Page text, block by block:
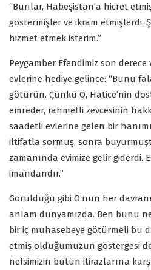
“Bunlar, Habeşistan’a hicret
göstermişler ve ikram etmişlerdi.
hizmet etmek isterim.”
Peygamber Efendimiz son
evlerine hediye gelince: “Bunu
götürün. Çünkü O, Hatice’nin
emreder, rahmetli zevcesinin
saadetli evlerine gelen bir
iltifatla sormuş, sonra
zamanında evimize gelir giderdi.
imandandır.”
Görüldüğü gibi O’nun her
anlam dünyamızda. Ben bunu
bir iç muhasebeye götürmeli bu
etmiş olduğumuzun göstergesi
nefsimizin bütün itirazlarına